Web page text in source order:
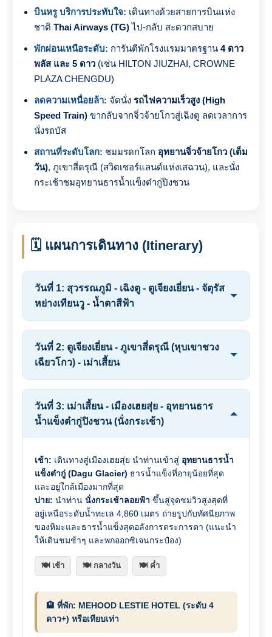
บินหรู บริการประทับใจ: เดินทางด้วยสายการบินแห่ง
ชาติThai Airways (TG)ไป-กลับ สะดวกสบาย
พักผ่อนเหนือระดับ: การันตีพักโรงแรมมาตรฐาน4 ดาว
พลัส และ 5 ดาว (เช่น HILTON JIUZHAI, CROWNE
PLAZA CHENGDU)
ลดความเหนื่อยล้า: จัดนั่งรถไฟความเร็วสูง (High
Speed Train) ขากลับจากจิ่วจ้ายโกวสู่เฉิงตู ลดเวลาการ
นั่งรถบัส
สถานที่ระดับโลก: ชมมรดกโลก อุทยานจิ่วจ้ายโกว (เต็ม
วัน), ภูเขาสี่ดรุณี (สวิตเซอร์แลนด์แห่งเสฉวน), และนั่ง
กระเช้าชมอุทยานธารน้ำแข็งต๋ากู่ปิงชวน
🗓️ แผนการเดินทาง (Itinerary)
วันที่ 1: สุวรรณภูมิ - เฉิงตู - ตูเจียงเยี่ยน - จัตุรัส
หย่างเทียนวู - น้ำตาสีฟ้า
วันที่ 2: ตูเจียงเยี่ยน - ภูเขาสี่ดรุณี (หุบเขาชวง
เฉียวโกว) - เม่าเสี้ยน
วันที่ 3: เม่าเสี้ยน - เมืองเฮยสุ่ย - อุทยานธาร
น้ำแข็งต๋ากู่ปิงชวน (นั่งกระเช้า)
เช้า: เดินทางสู่เมืองเฮยสุ่ย นำท่านเข้าสู่ อุทยานธารน้ำ
แข็งต๋ากู่ (Dagu Glacier) ธารน้ำแข็งที่อายุน้อยที่สุด
และอยู่ใกล้เมืองมากที่สุด
บ่าย: นำท่านนั่งกระเช้าลอยฟ้า ขึ้นสู่จุดชมวิวสูงสุดที่
อยู่เหนือระดับน้ำทะเล 4,860 เมตร ถ่ายรูปกับทัศนียภาพ
ของหิมะและธารน้ำแข็งสุดอลังการตระการตา (แนะนำ
ให้เดินชมช้าๆ และพกออกซิเจนกระป๋อง)
🍽️ เช้า 🍽️ กลางวัน 🍽️ ค่ำ
🏨 ที่พัก: MEHOOD LESTIE HOTEL (ระดับ 4
ดาว+) หรือเทียบเท่า